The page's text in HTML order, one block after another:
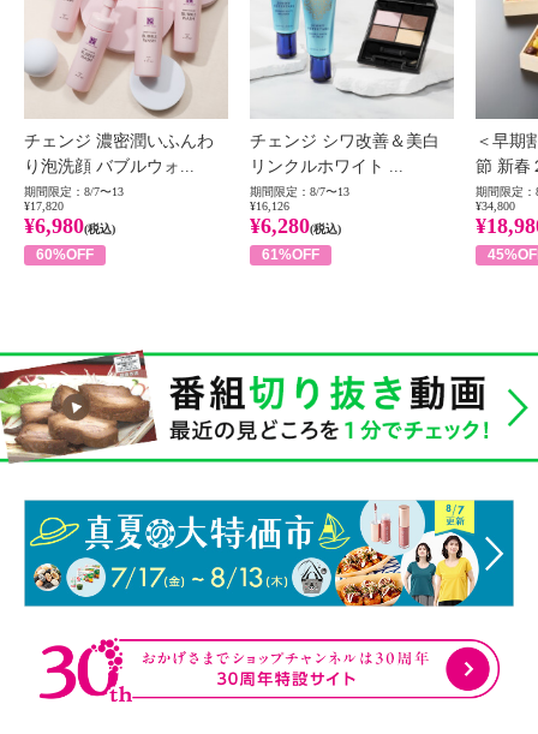
チェンジ 濃密潤いふんわ
り泡洗顔 バブルウォ...
期間限定：8/7〜13
¥17,820
¥6,980(税込)
60%OFF
チェンジ シワ改善＆美白
リンクルホワイト ...
期間限定：8/7〜13
¥16,126
¥6,280(税込)
61%OFF
＜早期
節 新春
期間限定：
¥34,800